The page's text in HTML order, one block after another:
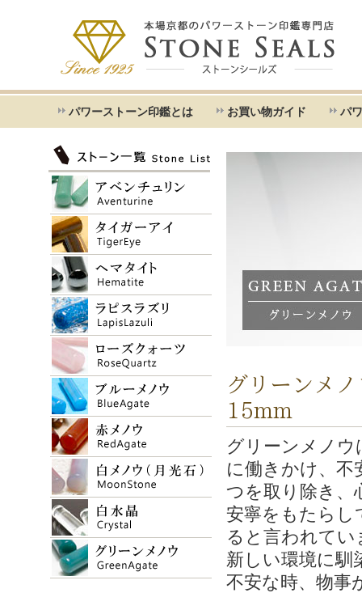
パワーストーン印鑑とは お買い物ガイド パ
グリーンメ
15mm
グリーンメノウ
に働きかけ、不
つを取り除き、
安寧をもたらし
ると言われてい
新しい環境に馴
不安な時、物事